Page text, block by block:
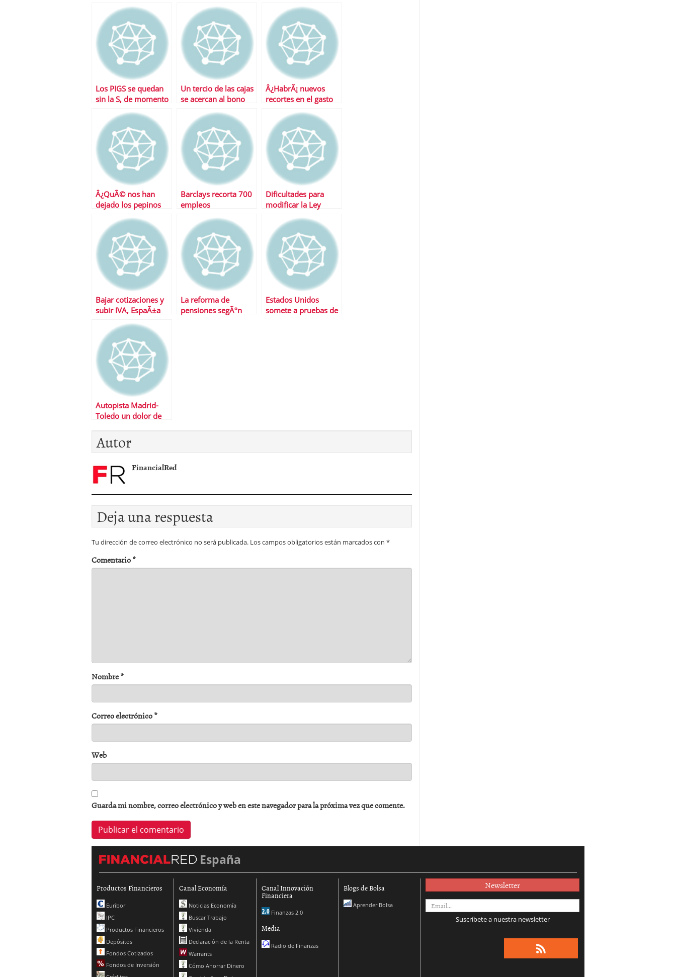
salidas a bolsa
Los PIGS se quedan
sin la S, de momento
Un tercio de las cajas
se acercan al bono
Â¿HabrÃ¡ nuevos
recortes en el gasto
Â¿QuÃ© nos han
dejado los pepinos
Barclays recorta 700
empleos
Dificultades para
modificar la Ley
Bajar cotizaciones y
subir IVA, EspaÃ±a
La reforma de
pensiones segÃºn
Estados Unidos
somete a pruebas de
Autopista Madrid-
Toledo un dolor de
Gobierno
Autor
FinancialRed
Deja una respuesta
Tu dirección de correo electrónico no será publicada. Los campos obligatorios están marcados con *
Comentario*
Nombre*
Correo electrónico*
Web
Guarda mi nombre, correo electrónico y web en este navegador para la próxima vez que comente.
España
Productos Financieros
Euribor
IPC
Productos Financieros
Depósitos
Fondos Cotizados
Fondos de Inversión
Canal Economía
Noticias Economía
Buscar Trabajo
Vivienda
Declaración de la Renta
Warrants
Cómo Ahorrar Dinero
Canal Innovación
Financiera
Finanzas 2.0
Media
Radio de Finanzas
Blogs de Bolsa
Aprender Bolsa
Newsletter
Suscríbete a nuestra newsletter